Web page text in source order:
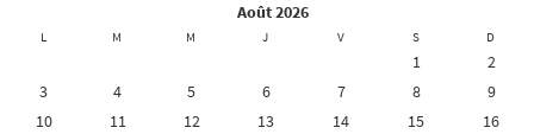
août 2026
L M M J V S D
1
2
3
4 5 6 7 8
9
10
11 12 13 14 15
16